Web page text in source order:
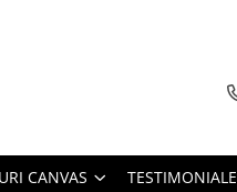
CANVAS TESTIMONIALE